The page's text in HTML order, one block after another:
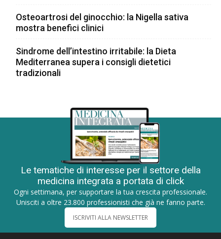
Osteoartrosi del ginocchio: la Nigella sativa
mostra benefici clinici
Sindrome dell’intestino irritabile: la Dieta
Mediterranea supera i consigli dietetici
tradizionali
Le tematiche di interesse per il settore della
medicina integrata a portata di click
Ogni settimana, per supportare la tua crescita professionale.
Unisciti a oltre 23.800 professionisti che già ne fanno parte.
ISCRIVITI ALLA NEWSLETTER